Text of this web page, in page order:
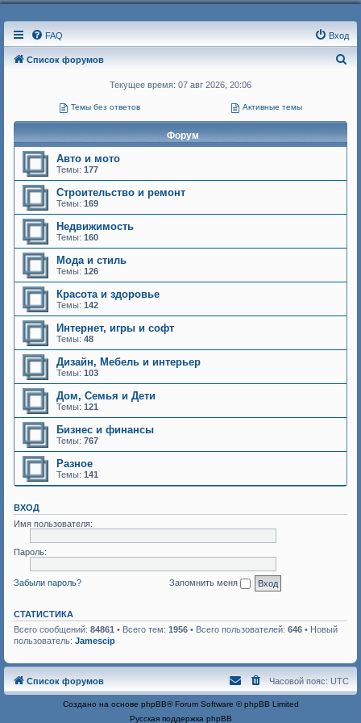
FAQ Вход
Список форумов
Текущее время: 07 авг 2026, 20:06
Темы без ответов Активные темы
Форум
Авто и мото
Темы: 177
Строительство и ремонт
Темы: 169
Недвижимость
Темы: 160
Мода и стиль
Темы: 126
Красота и здоровье
Темы: 142
Интернет, игры и софт
Темы: 48
Дизайн, Мебель и интерьер
Темы: 103
Дом, Семья и Дети
Темы: 121
Бизнес и финансы
Темы: 767
Разное
Темы: 141
ВХОД
Имя пользователя:
Пароль:
Забыли пароль? Запомнить меня
СТАТИСТИКА
Всего сообщений: 84861 • Всего тем: 1956 • Всего пользователей: 646 • Новый
пользователь: Jamescip
Список форумов Часовой пояс: UTC
Создано на основе phpBB® Forum Software © phpBB Limited
Русская поддержка phpBB